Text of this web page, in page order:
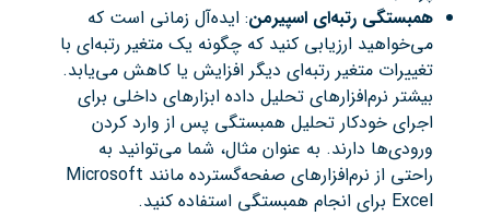
همبستگی رتبه‌ای اسپیرمن: ایده‌آل زمانی است که
می‌خواهید ارزیابی کنید که چگونه یک متغیر رتبه‌ای با
تغییرات متغیر رتبه‌ای دیگر افزایش یا کاهش می‌یابد.
بیشتر نرم‌افزارهای تحلیل داده ابزارهای داخلی برای
اجرای خودکار تحلیل همبستگی پس از وارد کردن
ورودی‌ها دارند. به عنوان مثال، شما می‌توانید به
راحتی از نرم‌افزارهای صفحه‌گسترده مانند Microsoft
Excel برای انجام همبستگی استفاده کنید.